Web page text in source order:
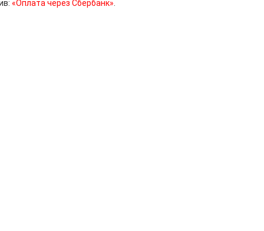
«Оплата через Сбербанк».